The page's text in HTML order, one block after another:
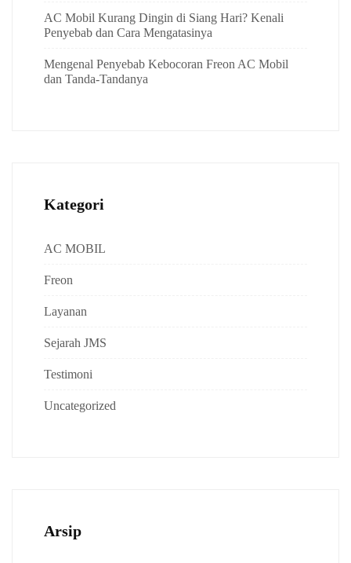
AC Mobil Kurang Dingin di Siang Hari? Kenali
Penyebab dan Cara Mengatasinya
Mengenal Penyebab Kebocoran Freon AC Mobil
dan Tanda-Tandanya
Kategori
AC MOBIL
Freon
Layanan
Sejarah JMS
Testimoni
Uncategorized
Arsip